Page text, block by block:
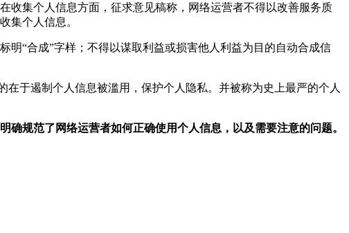
收集个人信息方面，征求意见稿称，网络运营者不得以改善服务质
集个人信息。
“合成”字样；不得以谋取利益或损害他人利益为目的自动合成信
于遏制个人信息被滥用，保护个人隐私。并被称为史上最严的个人
规范了网络运营者如何正确使用个人信息，以及需要注意的问题。